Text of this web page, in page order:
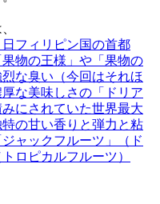
フィリピン国の首都
物の王様」や「果物の
な臭い（今回はそれほ
な美味しさの「ドリア
にされていた世界最大
の甘い香りと弾力と粘
ャックフルーツ」（ド
ロピカルフルーツ）